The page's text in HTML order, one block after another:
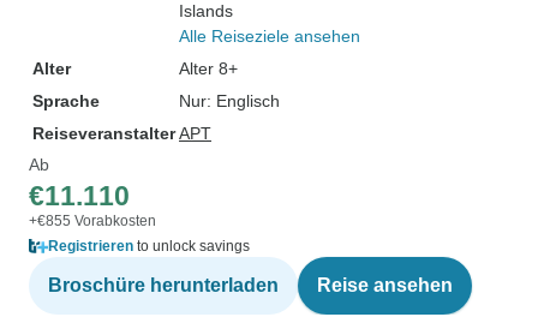
Islands
Alle Reiseziele ansehen
Alter
Alter 8+
Sprache
Nur: Englisch
ReiseveranstalterAPT
Ab
€11.110
+€855 Vorabkosten
Registrieren to unlock savings
Broschüre herunterladen Reise ansehen